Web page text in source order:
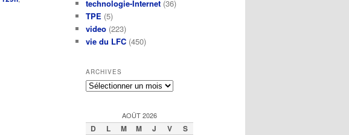
diminuer
technologie-Internet (36)
TPE (5)
video (223)
vie du LFC (450)
ARCHIVES
Archives
AOÛT 2026
D L M M J V S